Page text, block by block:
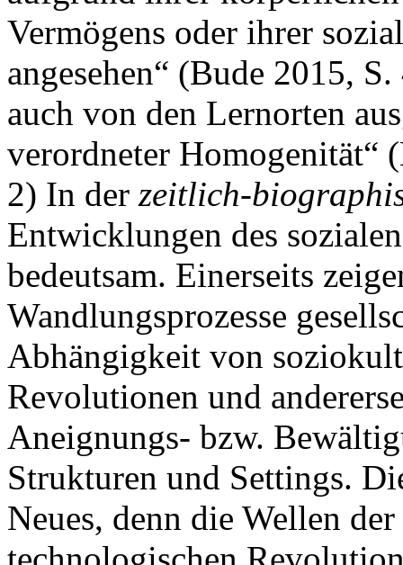
Vermögens oder ihrer
angesehen“ (Bude 2015,
auch von den Lernorten
verordneter Homogenität“
2) In der zeitlich-
Entwicklungen des
bedeutsam. Einerseits
Wandlungsprozesse
Abhängigkeit von
Revolutionen und
Aneignungs- bzw.
Strukturen und Settings.
Neues, denn die Wellen